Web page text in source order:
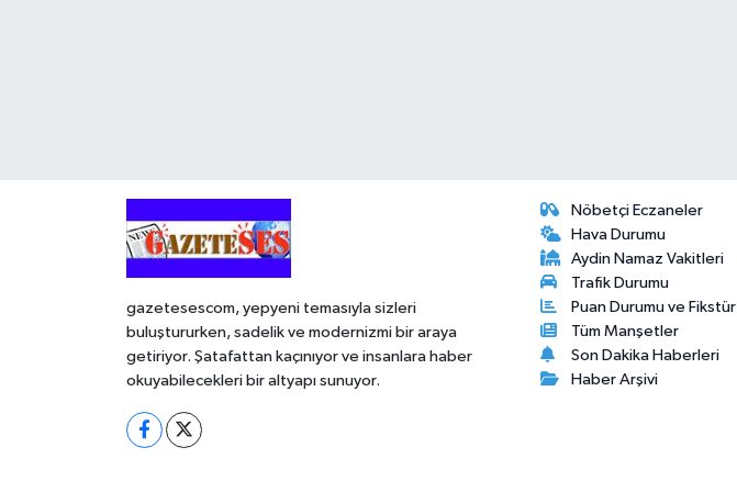
gazetesescom, yepyeni temasıyla sizleri
buluştururken, sadelik ve modernizmi bir araya
getiriyor. Şatafattan kaçınıyor ve insanlara haber
okuyabilecekleri bir altyapı sunuyor.
Nöbetçi Eczaneler
Hava Durumu
Aydin Namaz Vakitleri
Trafik Durumu
Puan Durumu ve Fikstür
Tüm Manşetler
Son Dakika Haberleri
Haber Arşivi